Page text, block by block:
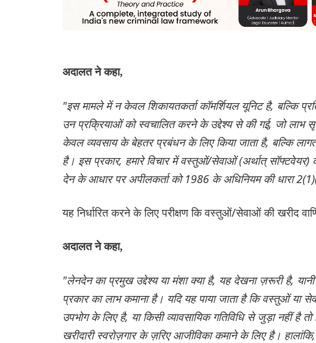
अदालत ने कहा,
"इस मामले में न केवल शिकायतकर्ता कॉमर्शियल यूनिट है, बल्कि
उन प्रक्रियाओं को स्वचालित करने के उद्देश्य से की गई, जो लाभ
केवल व्यवसाय के बेहतर प्रबंधन के लिए किया जाता है, बल्कि
है। इस प्रकार, हमारे विचार में वस्तुओं/सेवाओं (अर्थात्
देन के आधार पर अपीलकर्ता को 1986 के अधिनियम की धारा
यह निर्धारित करने के लिए परीक्षण कि वस्तुओं/सेवाओं की खरीद
अदालत ने कहा,
"लेनदेन का प्रमुख उद्देश्य या मंशा क्या है, यह देखना ज़रूरी है,
प्रकार का लाभ कमाना है। यदि यह पाया जाता है कि वस्तुओं या
उपभोग के लिए है, या किसी व्यावसायिक गतिविधि से जुड़ा नहीं है
खरीदारी स्वरोज़गार के ज़रिए आजीविका कमाने के लिए है।